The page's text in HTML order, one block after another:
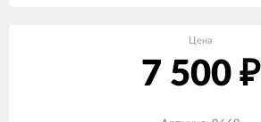
Цена
7 500 ₽